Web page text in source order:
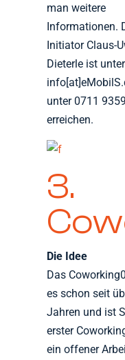
man weitere
Informationen.
Initiator Claus-
Dieterle ist unter
unter 0711
erreichen.
3.
Die Idee
Das
es schon seit
Jahren und ist
erster
ein offener